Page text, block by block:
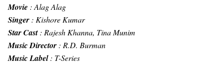
Movie : Alag Alag
Singer : Kishore Kumar
Star Cast: Rajesh Khanna, Tina Munim
Music Director : R.D. Burman
Music Label: T-Series